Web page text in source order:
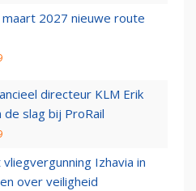
2027 nieuwe route
directeur KLM Erik
de slag bij ProRail
Izhavia in
over veiligheid